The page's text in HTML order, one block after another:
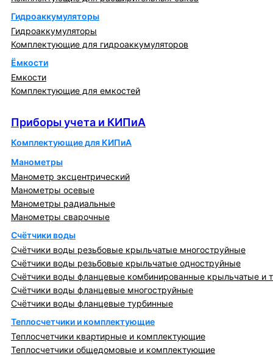
Гидроаккумуляторы
Гидроаккумуляторы
Комплектующие для гидроаккумуляторов
Ёмкости
Емкости
Комплектующие для емкостей
Приборы учета и КИПиА
Комплектующие для КИПиА
Манометры
Манометр эксцентрический
Манометры осевые
Манометры радиальные
Манометры сварочные
Счётчики воды
Счётчики воды резьбовые крыльчатые многоструйные
Счётчики воды резьбовые крыльчатые одноструйные
Счётчики воды фланцевые комбинированные крыльчатые и
Счётчики воды фланцевые многоструйные
Счётчики воды фланцевые турбинные
Теплосчетчики и комплектующие
Теплосчетчики квартирные и комплектующие
Теплосчетчики общедомовые и комплектующие